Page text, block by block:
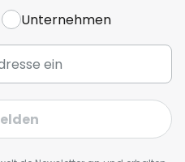
Unternehmen